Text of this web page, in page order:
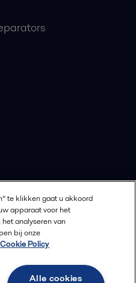
Richtlijnen voor de community
te klikken gaat u akkoord
apparaat voor het
analyseren van
bij onze
Policy
Alle cookies